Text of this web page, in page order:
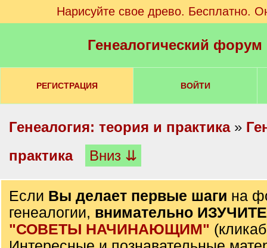
Нарисуйте свое древо. Бесплатно.
Генеалогический
РЕГИСТРАЦИЯ ВОЙТИ
Генеалогия: теория и практика»
практика
Вниз ⇊
Если Вы делает первые шаги на
генеалогии, внимательно
"СОВЕТЫ НАЧИНАЮЩИМ"